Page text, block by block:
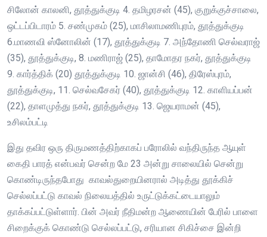
சிலோன் காலனி, தூத்துக்குடி 4. தமிழரசன் (45), குறுக்குச்சாலை,
ஒட்டப்பிடாரம் 5. சண்முகம் (25), மாசிலாமணிபுரம், தூத்துக்குடி
6.மாணவி ஸ்னோலின் (17), தூத்துக்குடி 7. அந்தோணி செல்வராஜ்
(35), தூத்துக்குடி, 8. மணிராஜ் (25), தாமோதர நகர், தூத்துக்குடி
9. கார்த்திக் (20) தூத்துக்குடி 10. ஜான்சி (46), திரேஸ்புரம்,
தூத்துக்குடி, 11. செல்வசேகர் (40), தூத்துக்குடி 12. காளியப்பன்
(22), தாளமுத்து நகர், தூத்துக்குடி 13. ஜெயராமன் (45),
உசிலம்பட்டி
இது தவிர ஒரு திருமணத்திற்காகப் பரோலில் வந்திருந்த ஆயுள்
கைதி பாரத் என்பவர் சென்ற மே 23 அன்று சாலையில் சென்று
கொண்டிருந்தபோது காவல்துறையினரால் அடித்து தூக்கிச்
செல்லப்பட்டு காவல் நிலையத்தில் உருட்டுக்கட்டையாலும்
தாக்கப்பட்டுள்ளார். பின் அவர் நீதிமன்ற ஆணையின் பேரில் பாளை
சிறைக்குக் கொண்டு செல்லப்பட்டு, சரியான சிகிச்சை இன்றி